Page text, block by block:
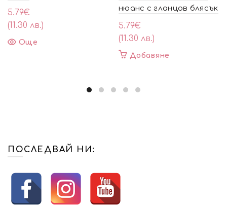
5.79€
(11.30 лв.)
Още
нюанс с гланцов блясък
5.79€
(11.30 лв.)
Добавяне
ПОСЛЕДВАЙ НИ: